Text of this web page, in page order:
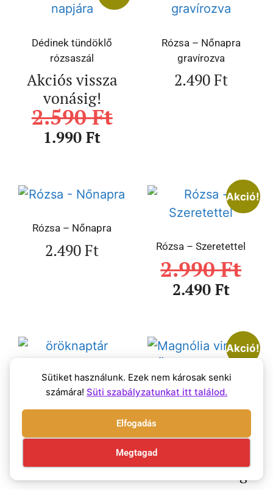
Sütiket használunk. Ezek nem károsak senki
számára! Süti szabályzatunkat itt találod.
Elfogadás
Megtagad
Dédinek tündöklő
rózsaszál
Akciós vissza
vonásig!
2.590Ft
1.990Ft
Rózsa – Nőnapra
gravírozva
2.490Ft
Rózsa – Nőnapra
2.490Ft
Akció!
Rózsa – Szeretettel
2.990Ft
2.490 Ft
Levendulás öröknaptár
Akció!
Magnólia virágos
Öröknaptáratok
3.490Ft
2.490
vissza vonásig!